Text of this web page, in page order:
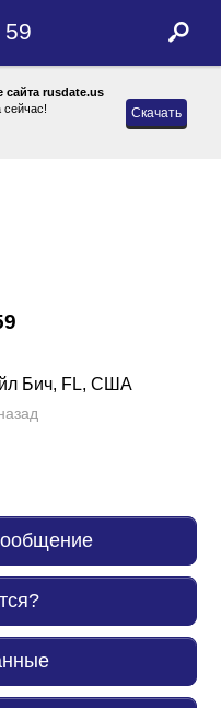
59
rusdate.us
сейчас!
Скачать
Бич, FL, США